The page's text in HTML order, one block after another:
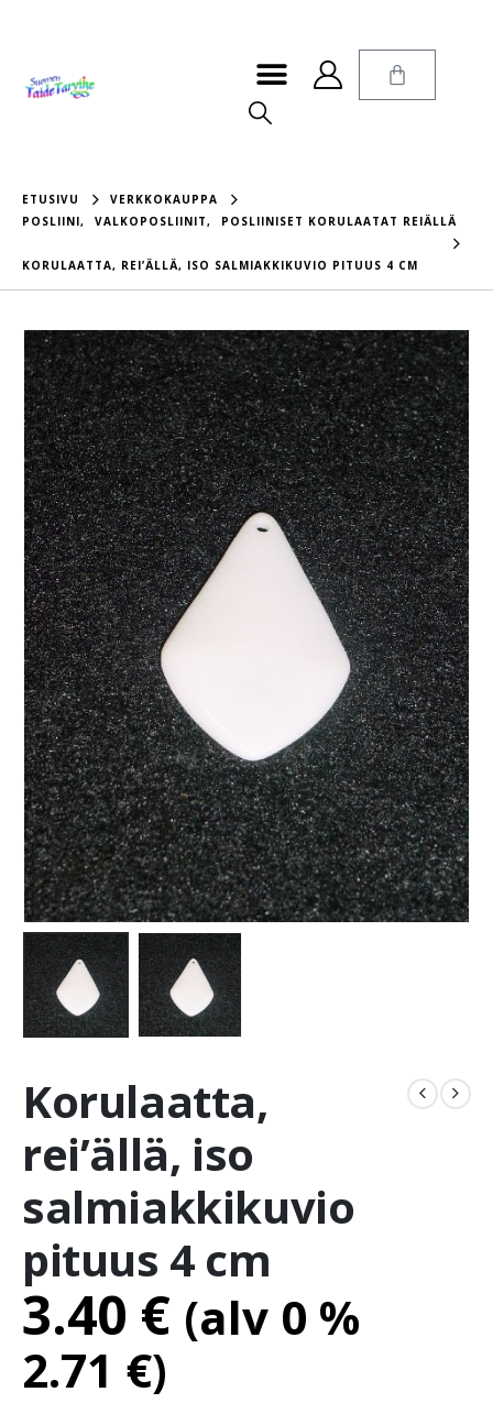
ETUSIVU
VERKKOKAUPPA
POSLIINI, VALKOPOSLIINIT, POSLIINISET KORULAATAT REIÄLLÄ
KORULAATTA, REI’ÄLLÄ, ISO SALMIAKKIKUVIO PITUUS 4 CM
Korulaatta,
rei’ällä, iso
salmiakkikuvio
pituus 4 cm
3.40 € (alv 0 %
2.71 €)